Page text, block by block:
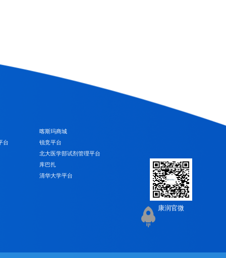
台
喀斯玛商城
锐竞平台
北大医学部试剂管理平台
库巴扎
清华大学平台
康润官微